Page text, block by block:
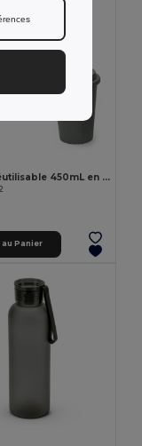
Gobelet réutilisable 450mL en PP
Panier